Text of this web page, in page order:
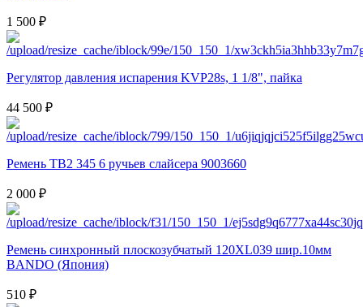
1 500 ₽
Регулятор давления испарения KVP28s, 1 1/8", пайка
44 500 ₽
Ремень TB2 345 6 ручьев слайсера 9003660
2 000 ₽
Ремень синхронный плоскозубчатый 120XL039 шир.10мм
BANDO (Япония)
510 ₽